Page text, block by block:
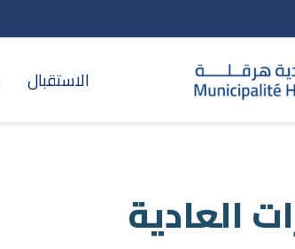
الاستقبال
العادية